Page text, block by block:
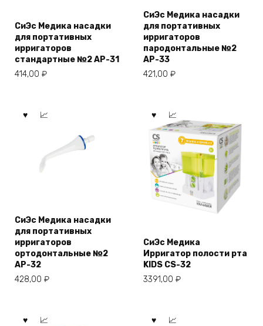
СиЭс Медика насадки
для портативных
ирригаторов
стандартные №2 AP-31
414,00 ₽
СиЭс Медика насадки
для портативных
ирригаторов
пародонтальные №2
AP-33
421,00 ₽
СиЭс Медика насадки
для портативных
ирригаторов
ортодонтальные №2
AP-32
428,00 ₽
СиЭс Медика
Ирригатор полости рта
KIDS CS-32
3391,00 ₽